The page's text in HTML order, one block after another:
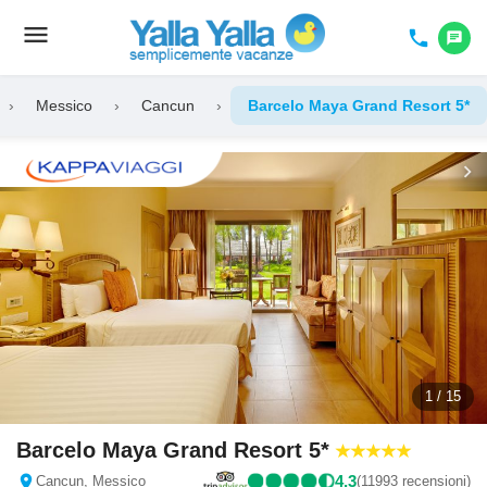
Toggle
menu phone chat
› Messico › Cancun › Barcelo Maya Grand Resort 5*
chevron_left chevron_right
1 / 15
Barcelo Maya Grand Resort 5*
location_on Cancun, Messico 4,3(11993 recensioni)